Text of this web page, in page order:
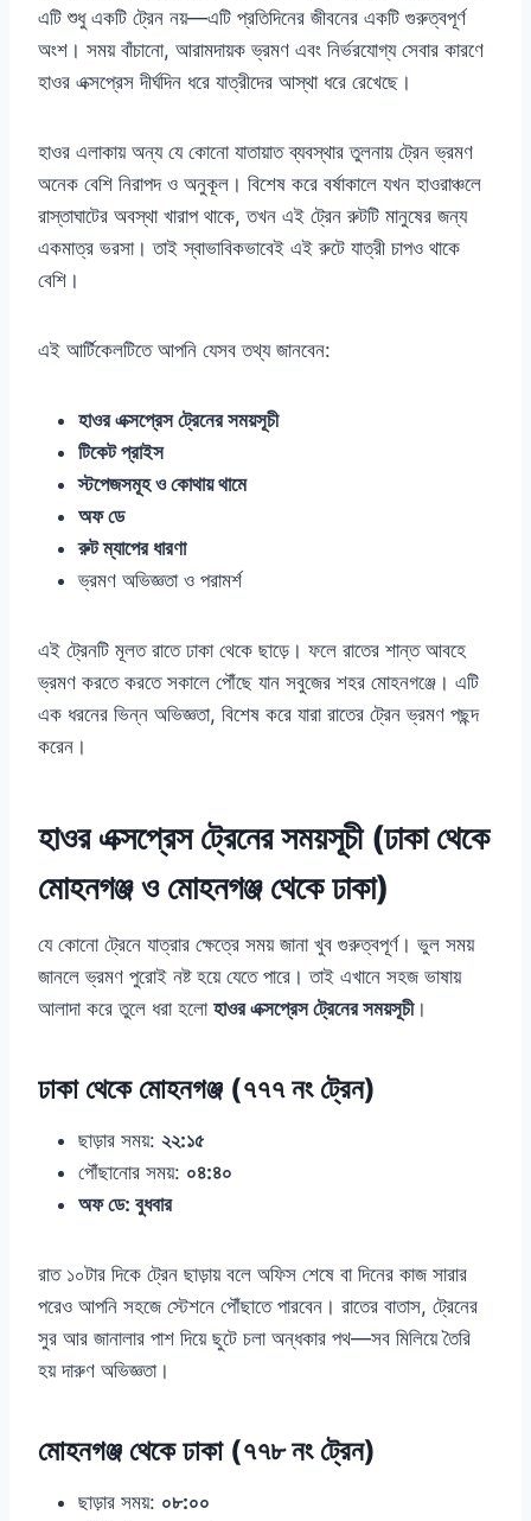
এটি শুধু একটি ট্রেন নয়—এটি প্রতিদিনের জীবনের একটি গুরুত্বপূর্ণ
অংশ। সময় বাঁচানো, আরামদায়ক ভ্রমণ এবং নির্ভরযোগ্য সেবার কারণে
হাওর এক্সপ্রেস দীর্ঘদিন ধরে যাত্রীদের আস্থা ধরে রেখেছে।
হাওর এলাকায় অন্য যে কোনো যাতায়াত ব্যবস্থার তুলনায় ট্রেন ভ্রমণ
অনেক বেশি নিরাপদ ও অনুকূল। বিশেষ করে বর্ষাকালে যখন হাওরাঞ্চলে
রাস্তাঘাটের অবস্থা খারাপ থাকে, তখন এই ট্রেন রুটটি মানুষের জন্য
একমাত্র ভরসা। তাই স্বাভাবিকভাবেই এই রুটে যাত্রী চাপও থাকে
বেশি।
এই আর্টিকেলটিতে আপনি যেসব তথ্য জানবেন:
হাওর এক্সপ্রেস ট্রেনের সময়সূচী
টিকেট প্রাইস
স্টপেজসমূহ ও কোথায় থামে
অফ ডে
রুট ম্যাপের ধারণা
ভ্রমণ অভিজ্ঞতা ও পরামর্শ
এই ট্রেনটি মূলত রাতে ঢাকা থেকে ছাড়ে। ফলে রাতের শান্ত আবহে
ভ্রমণ করতে করতে সকালে পৌঁছে যান সবুজের শহর মোহনগঞ্জে। এটি
এক ধরনের ভিন্ন অভিজ্ঞতা, বিশেষ করে যারা রাতের ট্রেন ভ্রমণ পছন্দ
করেন।
হাওর এক্সপ্রেস ট্রেনের সময়সূচী (ঢাকা থেকে
মোহনগঞ্জ ও মোহনগঞ্জ থেকে ঢাকা)
যে কোনো ট্রেনে যাত্রার ক্ষেত্রে সময় জানা খুব গুরুত্বপূর্ণ। ভুল সময়
জানলে ভ্রমণ পুরোই নষ্ট হয়ে যেতে পারে। তাই এখানে সহজ ভাষায়
আলাদা করে তুলে ধরা হলো হাওর এক্সপ্রেস ট্রেনের সময়সূচী।
ঢাকা থেকে মোহনগঞ্জ (৭৭৭ নং ট্রেন)
ছাড়ার সময়: ২২:১৫
পৌঁছানোর সময়: ০৪:৪০
অফ ডে: বুধবার
রাত ১০টার দিকে ট্রেন ছাড়ায় বলে অফিস শেষে বা দিনের কাজ সারার
পরেও আপনি সহজে স্টেশনে পৌঁছাতে পারবেন। রাতের বাতাস, ট্রেনের
সুর আর জানালার পাশ দিয়ে ছুটে চলা অন্ধকার পথ—সব মিলিয়ে তৈরি
হয় দারুণ অভিজ্ঞতা।
মোহনগঞ্জ থেকে ঢাকা (৭৭৮ নং ট্রেন)
ছাড়ার সময়: ০৮:০০